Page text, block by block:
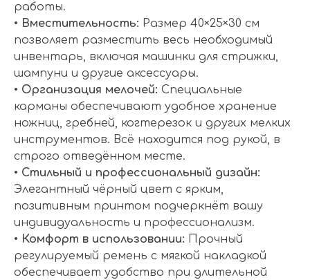
работы.
• Вместительность: Размер 40×25×30 см
позволяет разместить весь необходимый
инвентарь, включая машинки для стрижки,
шампуни и другие аксессуары.
• Организация мелочей: Специальные
карманы обеспечивают удобное хранение
ножниц, гребней, когтерезок и других мелких
инструментов. Всё находится под рукой, в
строго отведённом месте.
• Стильный и профессиональный дизайн:
Элегантный чёрный цвет с ярким,
позитивным принтом подчеркнёт вашу
индивидуальность и профессионализм.
• Комфорт в использовании: Прочный
регулируемый ремень с мягкой накладкой
обеспечивает удобство при длительной